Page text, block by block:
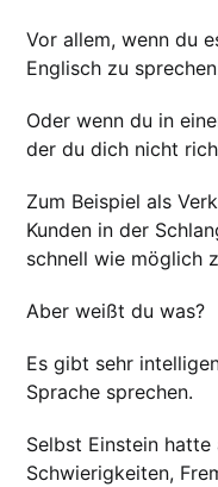
Vor allem, wenn du
Englisch zu
Oder wenn du in
der du dich nicht
Zum Beispiel als
Kunden in der
schnell wie möglich
Aber weißt du was?
Es gibt sehr
Sprache sprechen.
Selbst Einstein
Schwierigkeiten,